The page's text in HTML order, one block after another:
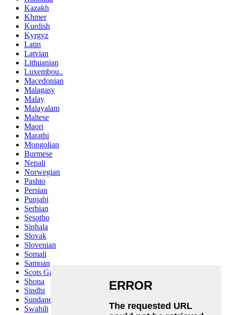
Kazakh
Khmer
Kurdish
Kyrgyz
Latin
Latvian
Lithuanian
Luxembou..
Macedonian
Malagasy
Malay
Malayalam
Maltese
Maori
Marathi
Mongolian
Burmese
Nepali
Norwegian
Pashto
Persian
Punjabi
Serbian
Sesotho
Sinhala
Slovak
Slovenian
Somali
Samoan
Scots Gaelic
Shona
Sindhi
Sundanese
Swahili